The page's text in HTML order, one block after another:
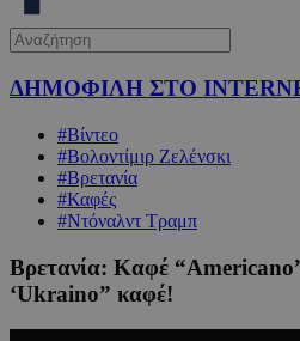
ΔΗΜΟΦΙΛΗ ΣΤΟ
#Βίντεο
#Βολοντίμιρ Ζελένσκι
#Βρετανία
#Καφές
#Ντόναλντ Τραμπ
Βρετανία: Καφέ
‘Ukraino” καφέ!